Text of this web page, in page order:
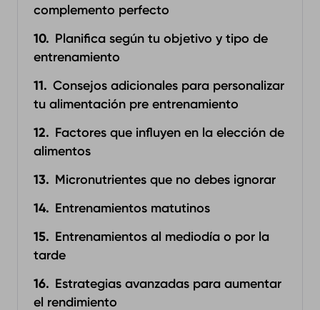
complemento perfecto
Planifica según tu objetivo y tipo de
entrenamiento
Consejos adicionales para personalizar
tu alimentación pre entrenamiento
Factores que influyen en la elección de
alimentos ‍
Micronutrientes que no debes ignorar
Entrenamientos matutinos
Entrenamientos al mediodía o por la
tarde
Estrategias avanzadas para aumentar
el rendimiento ‍